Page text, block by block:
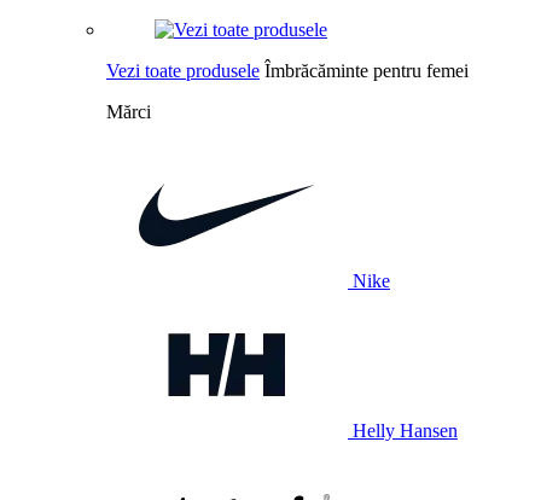
Vezi toate produsele Îmbrăcăminte pentru femei
Mărci
Nike
Helly Hansen